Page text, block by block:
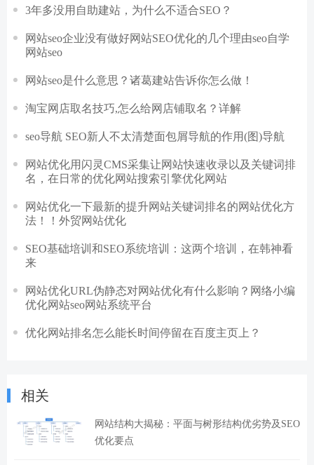
3年多没用自助建站，为什么不适合SEO？
网站seo企业没有做好网站SEO优化的几个理由seo自学
网站seo
网站seo是什么意思？诸葛建站告诉你怎么做！
淘宝网店取名技巧,怎么给网店铺取名？详解
seo导航 SEO新人不太清楚面包屑导航的作用(图)导航
网站优化用闪灵CMS采集让网站快速收录以及关键词排
名，在日常的优化网站搜索引擎优化网站
网站优化一下最新的提升网站关键词排名的网站优化方
法！！外贸网站优化
SEO基础培训和SEO系统培训：这两个培训，在韩神看
来
网站优化URL伪静态对网站优化有什么影响？网络小编
优化网站seo网站系统平台
优化网站排名怎么能长时间停留在百度主页上？
相关
网站结构大揭秘：平面与树形结构优劣势及SEO
优化要点